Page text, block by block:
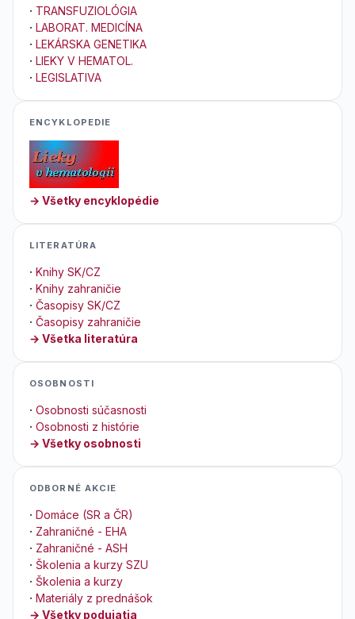
· TRANSFUZIOLÓGIA
· LABORAT. MEDICÍNA
· LEKÁRSKA GENETIKA
· LIEKY V HEMATOL.
· LEGISLATIVA
ENCYKLOPEDIE
→ Všetky encyklopédie
LITERATÚRA
· Knihy SK/CZ
· Knihy zahraničie
· Časopisy SK/CZ
· Časopisy zahraničie
→ Všetka literatúra
OSOBNOSTI
· Osobnosti súčasnosti
· Osobnosti z histórie
→ Všetky osobnosti
ODBORNÉ AKCIE
· Domáce (SR a ČR)
· Zahraničné - EHA
· Zahraničné - ASH
· Školenia a kurzy SZU
· Školenia a kurzy
· Materiály z prednášok
→ Všetky podujatia